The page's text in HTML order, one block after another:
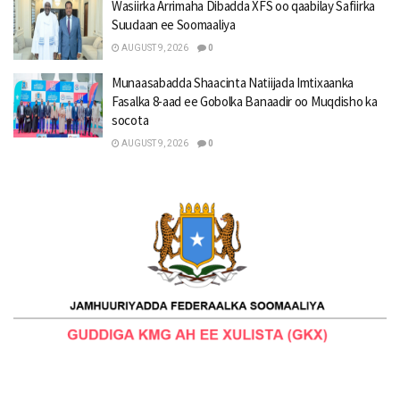
Wasiirka Arrimaha Dibadda XFS oo qaabilay Safiirka
Suudaan ee Soomaaliya
AUGUST 9, 2026 0
Munaasabadda Shaacinta Natiijada Imtixaanka
Fasalka 8-aad ee Gobolka Banaadir oo Muqdisho ka
socota
AUGUST 9, 2026 0